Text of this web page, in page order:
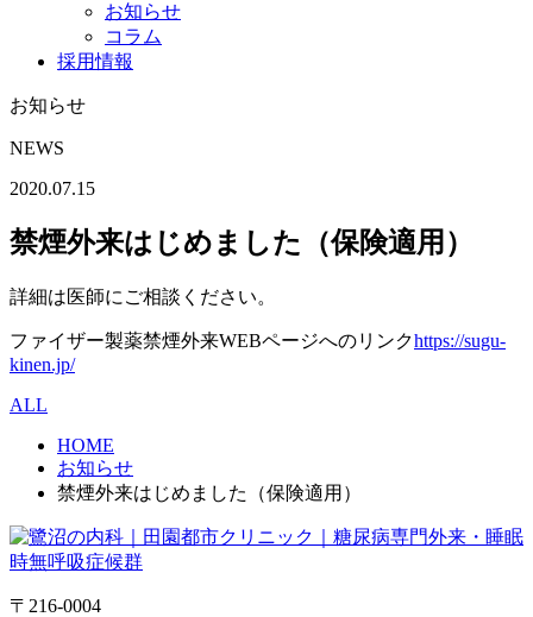
お知らせ
コラム
採用情報
お知らせ
NEWS
2020.07.15
禁煙外来はじめました（保険適用）
詳細は医師にご相談ください。
ファイザー製薬禁煙外来WEBページへのリンクhttps://sugu-
kinen.jp/
ALL
HOME
お知らせ
禁煙外来はじめました（保険適用）
〒216-0004